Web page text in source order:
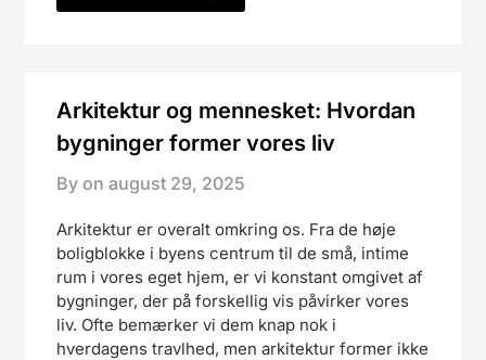
Arkitektur og mennesket: Hvordan
bygninger former vores liv
By on august 29, 2025
Arkitektur er overalt omkring os. Fra de høje
boligblokke i byens centrum til de små, intime
rum i vores eget hjem, er vi konstant omgivet af
bygninger, der på forskellig vis påvirker vores
liv. Ofte bemærker vi dem knap nok i
hverdagens travlhed, men arkitektur former ikke